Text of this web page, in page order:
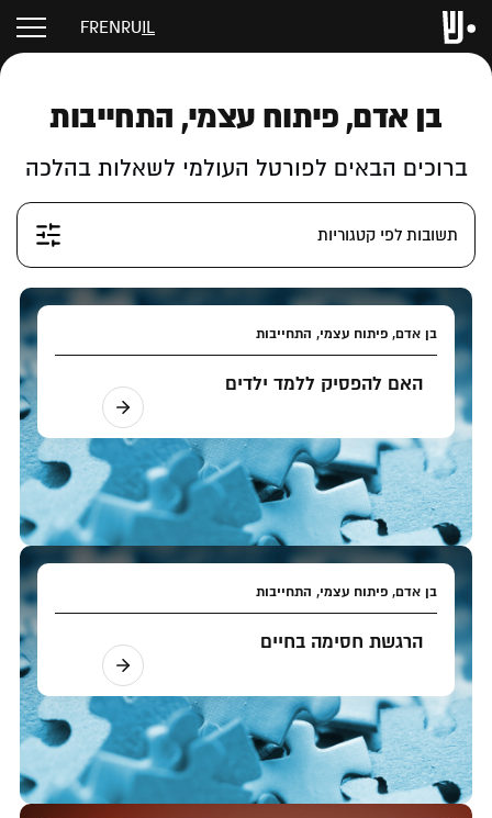
IL
RU
EN
FR
בן אדם, פיתוח עצמי, התחייבות
ברוכים הבאים לפורטל העולמי לשאלות בהלכה
תשובות לפי קטגוריות
בן אדם, פיתוח עצמי, התחייבות
האם להפסיק ללמד ילדים
בן אדם, פיתוח עצמי, התחייבות
הרגשת חסימה בחיים